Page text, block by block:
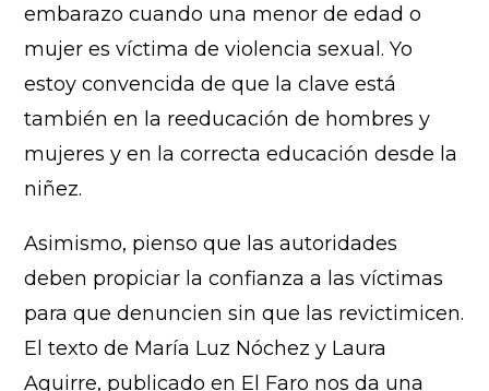
embarazo cuando una menor de edad o
mujer es víctima de violencia sexual. Yo
estoy convencida de que la clave está
también en la reeducación de hombres y
mujeres y en la correcta educación desde la
niñez.
Asimismo, pienso que las autoridades
deben propiciar la confianza a las víctimas
para que denuncien sin que las revictimicen.
El texto de María Luz Nóchez y Laura
Aguirre, publicado en El Faro nos da una